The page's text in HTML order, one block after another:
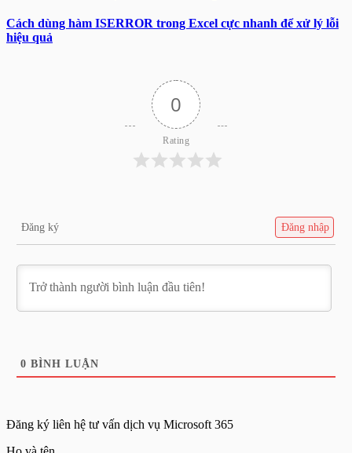
Cách dùng hàm ISERROR trong Excel cực nhanh để xử lý lỗi
hiệu quả
0
Rating
Đăng ký Đăng nhập
0 BÌNH LUẬN
Đăng ký liên hệ tư vấn dịch vụ Microsoft 365